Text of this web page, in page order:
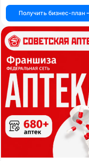
Получить бизнес-план